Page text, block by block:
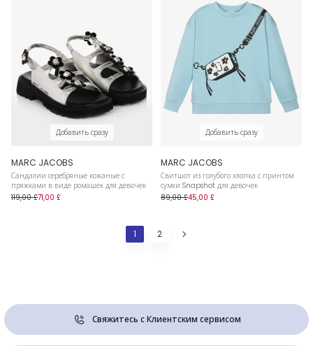
Добавить сразу
MARC JACOBS
Сандалии серебряные кожаные с
пряжками в виде ромашек для девочек
119,00 £71,00 £
Добавить сразу
MARC JACOBS
Свитшот из голубого хлопка с принтом
сумки Snapshot для девочек
89,00 £45,00 £
1 2
Свяжитесь с Клиентским сервисом